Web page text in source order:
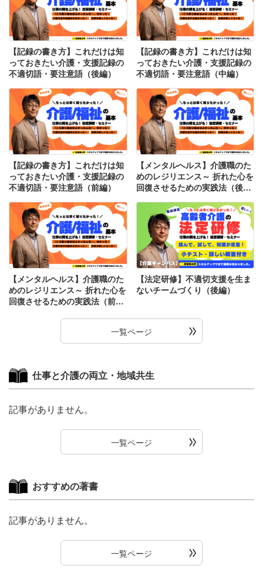
【記録の書き方】これだけは知
っておきたい介護・支援記録の
不適切語・要注意語（後編）
【記録の書き方】これだけは知
っておきたい介護・支援記録の
不適切語・要注意語（中編）
【記録の書き方】これだけは知
っておきたい介護・支援記録の
不適切語・要注意語（前編）
【メンタルへルス】介護職のた
めのレジリエンス～ 折れた心を
回復させるための実践法（後
【メンタルヘルス】介護職のた
めのレジリエンス～ 折れた心を
回復させるための実践法（前
【法定研修】不適切支援を生ま
ないチームづくり（後編）
一覧ページ
仕事と介護の両立・地域共生
記事がありません。
一覧ページ
おすすめの著書
記事がありません。
一覧ページ